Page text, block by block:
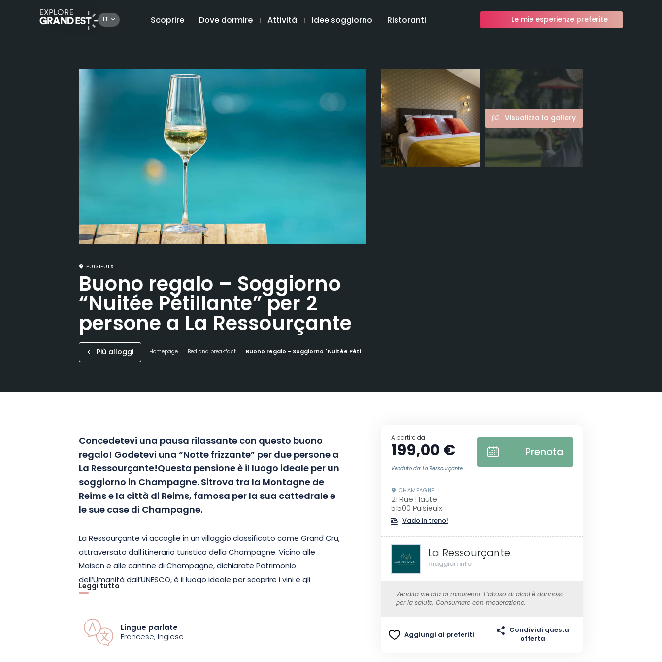
IT Scoprire Dove dormire Attività Idee soggiorno Ristoranti Le mie esperienze preferite
Visualizza la gallery
PUISIEULX
Buono regalo – Soggiorno
“Nuitée Pétillante” per 2
persone a La Ressourçante
Più alloggi Homepage Bed and breakfast Buono regalo - Soggiorno "Nuitée Pétillante" per 2 persone a La Ressourçante
Concedetevi una pausa rilassante con questo buono
regalo! Godetevi una “Notte frizzante” per due persone a
La Ressourçante!Questa pensione è il luogo ideale per un
soggiorno in Champagne. Sitrova tra la Montagne de
Reims e la città di Reims, famosa per la sua cattedrale e
le sue case di Champagne.
La Ressourçante vi accoglie in un villaggio classificato come Grand Cru,
attraversato dall’itinerario turistico della Champagne. Vicino alle
Maison e alle cantine di Champagne, dichiarate Patrimonio
dell’Umanità dall’UNESCO, è il luogo ideale per scoprire i vini e gli
champagne emblematici della regione.
Godetevi una notte in una delle 5 camere della casa per 2 persone,
una gustosa colazione e l’accesso gratuito al salone e alla piscina.
Potrete inoltre usufruire di un parcheggio gratuito, di una rimessa sicura
Leggi tutto
Lingue parlate
Francese, Inglese
A partire da
199,00 €
Venduto da: La Ressourçante
Prenota
CHAMPAGNE
21 Rue Haute
51500 Puisieulx
Vado in treno!
La Ressourçante
maggiori info
Vendita vietata ai minorenni. L’abuso di alcol è dannoso
per la salute. Consumare con moderazione.
Aggiungi ai preferiti
Condividi questa
offerta